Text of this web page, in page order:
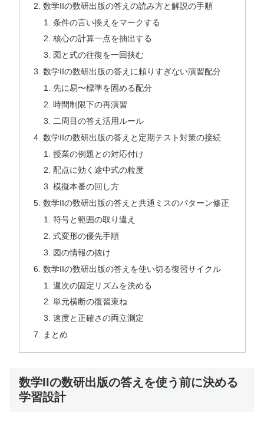
数学IIの数研出版の答えの読み方と解説の手順
条件の言い換えをマークする
核心の計算一点を抽出する
図と式の往復を一回挟む
数学IIの数研出版の答えに頼りすぎない演習配分
先に易〜標準を固める配分
時間制限下の再演習
二周目の答え活用ルール
数学IIの数研出版の答えと定期テスト対策の接続
授業の例題との対応付け
配点に効く途中式の粒度
模擬本番の回し方
数学IIの数研出版の答えと共通ミスのパターン修正
符号と範囲の取り違え
式変形の優先手順
図の情報の抜け
数学IIの数研出版の答えを使い切る復習サイクル
週次の固定リズムを決める
単元横断の復習束ね
速度と正確さの両立測定
まとめ
数学IIの数研出版の答えを使う前に決める
学習設計